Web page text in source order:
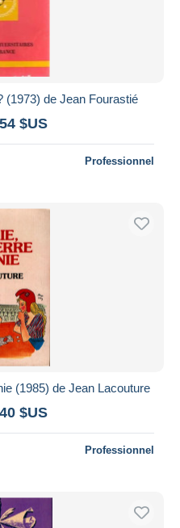
(1973) de Jean Fourastié
$US
Professionnel
(1985) de Jean Lacouture
$US
Professionnel